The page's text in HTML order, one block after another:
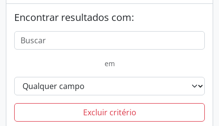
Encontrar resultados com:
em
Excluir critério